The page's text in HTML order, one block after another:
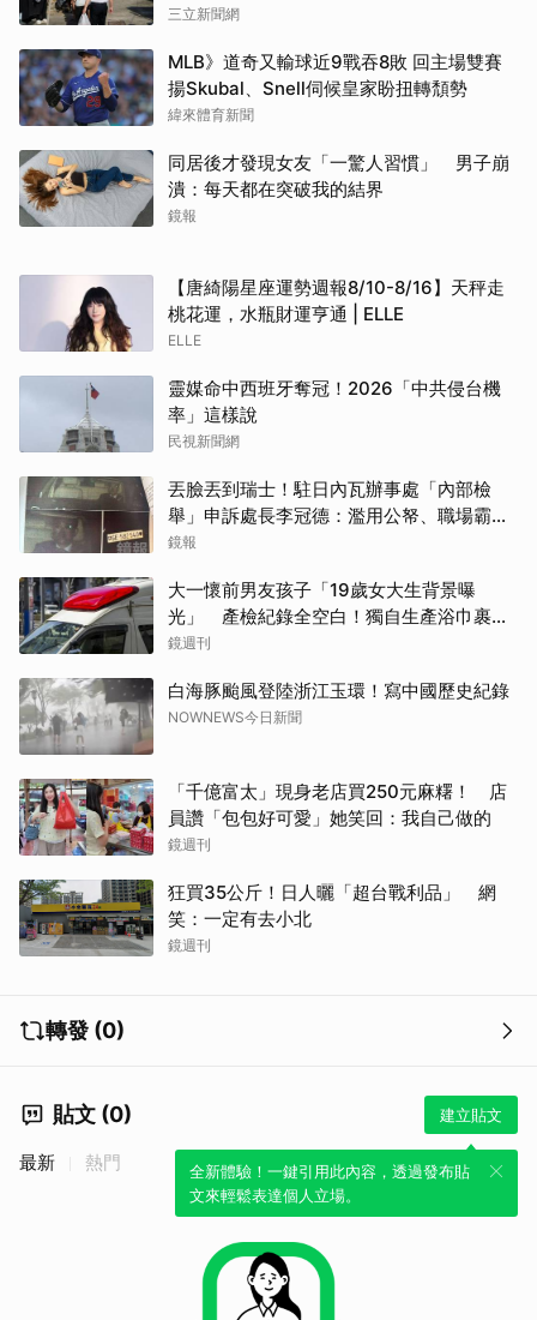
三立新聞網
MLB》道奇又輸球近9戰吞8敗 回主場雙賽
揚Skubal、Snell伺候皇家盼扭轉頹勢
緯來體育新聞
同居後才發現女友「一驚人習慣」 男子崩
潰：每天都在突破我的結界
鏡報
【唐綺陽星座運勢週報8/10-8/16】天秤走
桃花運，水瓶財運亨通 | ELLE
ELLE
靈媒命中西班牙奪冠！2026「中共侵台機
率」這樣說
民視新聞網
丟臉丟到瑞士！駐日內瓦辦事處「內部檢
舉」申訴處長李冠德：濫用公帑、職場霸
凌、超速仔拒繳罰單 外交部要查了
鏡報
大一懷前男友孩子「19歲女大生背景曝
光」 產檢紀錄全空白！獨自生產浴巾裹嬰
屍藏家5天
鏡週刊
白海豚颱風登陸浙江玉環！寫中國歷史紀錄
NOWNEWS今日新聞
「千億富太」現身老店買250元麻糬！ 店
員讚「包包好可愛」她笑回：我自己做的
鏡週刊
狂買35公斤！日人曬「超台戰利品」 網
笑：一定有去小北
鏡週刊
轉發 (0)
貼文 (0) 建立貼文
全新體驗！一鍵引用此內容，透過發布貼
文來輕鬆表達個人立場。
最新 熱門